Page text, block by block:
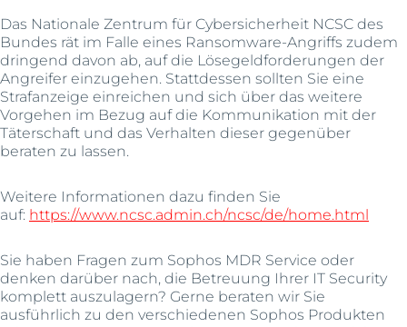
Das Nationale Zentrum für Cybersicherheit NCSC des
Bundes rät im Falle eines Ransomware-Angriffs zudem
dringend davon ab, auf die Lösegeldforderungen der
Angreifer einzugehen. Stattdessen sollten Sie eine
Strafanzeige einreichen und sich über das weitere
Vorgehen im Bezug auf die Kommunikation mit der
Täterschaft und das Verhalten dieser gegenüber
beraten zu lassen.
Weitere Informationen dazu finden Sie
auf: https://www.ncsc.admin.ch/ncsc/de/home.html
Sie haben Fragen zum Sophos MDR Service oder
denken darüber nach, die Betreuung Ihrer IT Security
komplett auszulagern? Gerne beraten wir Sie
ausführlich zu den verschiedenen Sophos Produkten